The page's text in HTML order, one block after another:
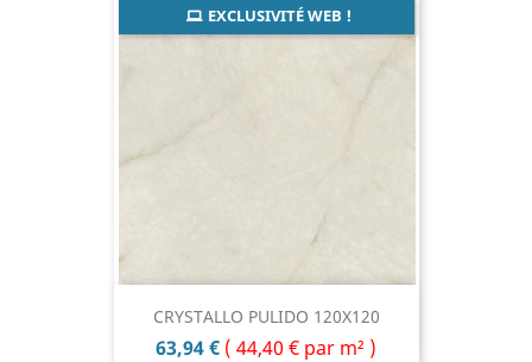
CRYSTALLO PULIDO 120X120
Prix
63,94 € ( 44,40 € par m² )
EXCLUSIVITÉ WEB !